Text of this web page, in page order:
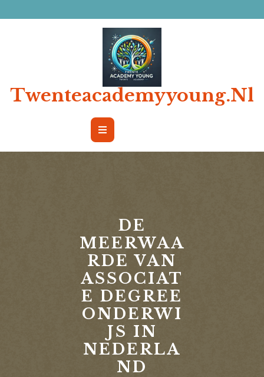
naar
Twenteacademyyoung.nl
Open
Button
DE
MEERWAA
RDE VAN
ASSOCIAT
E DEGREE
ONDERWI
JS IN
NEDERLA
ND